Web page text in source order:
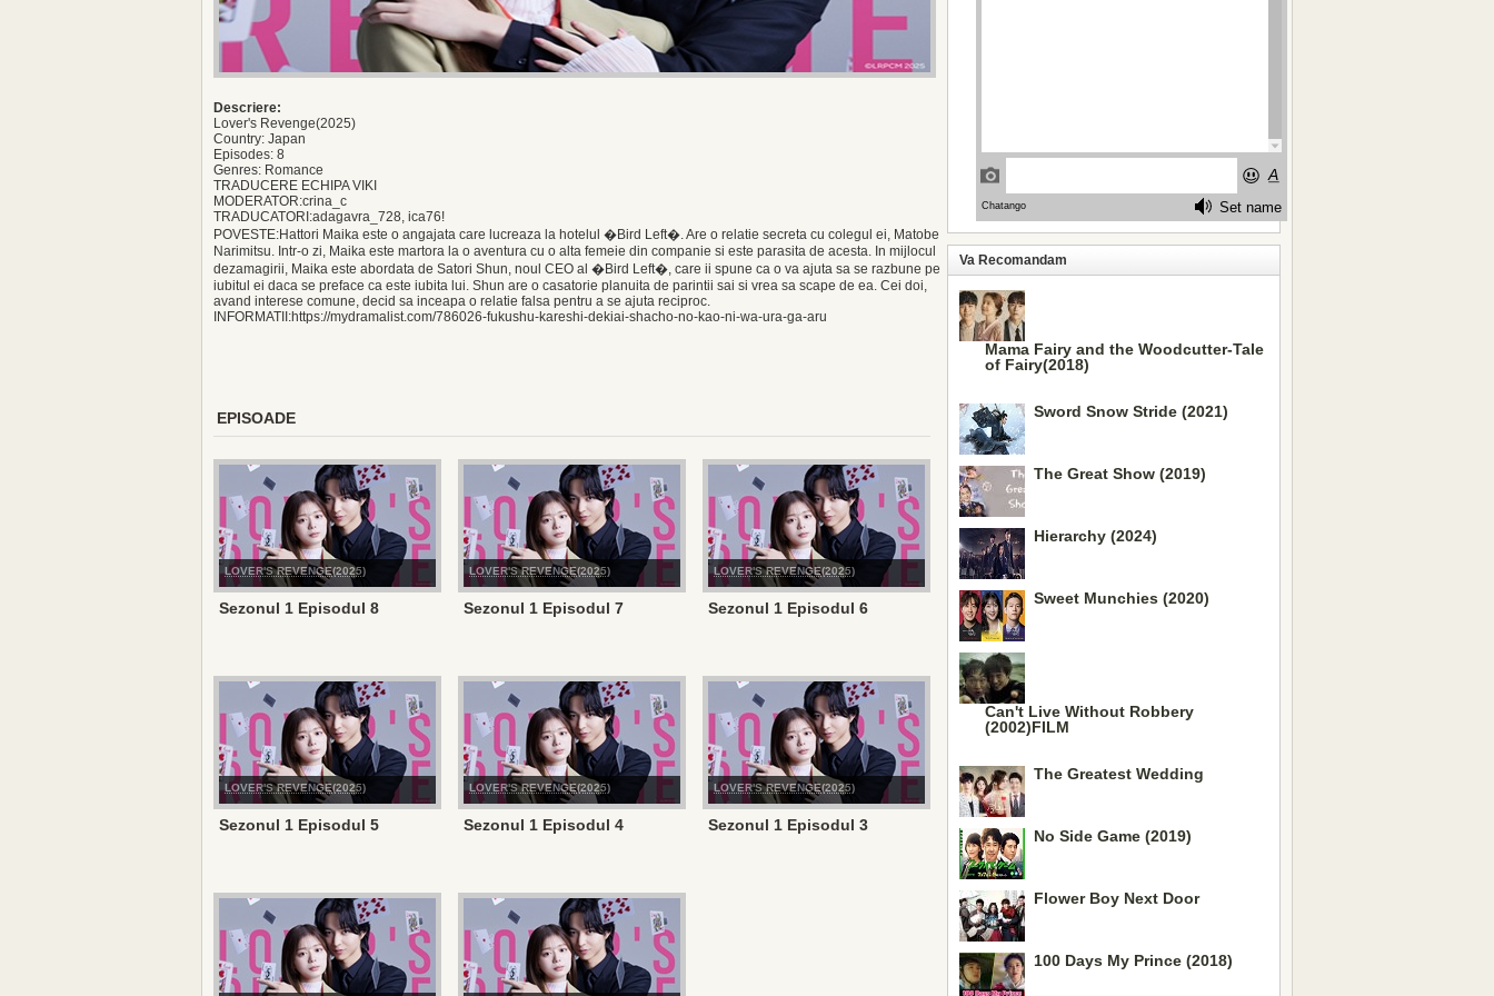
Descriere:
Lover's Revenge(2025)
Country: Japan
Episodes: 8
Genres: Romance
TRADUCERE ECHIPA VIKI
MODERATOR:crina_c
TRADUCATORI:adagavra_728, ica76!
POVESTE:Hattori Maika este o angajata care lucreaza la hotelul �Bird Left�. Are o relatie secreta cu colegul ei, Matobe
Narimitsu. Intr-o zi, Maika este martora la o aventura cu o alta femeie din companie si este parasita de acesta. In mijlocul
dezamagirii, Maika este abordata de Satori Shun, noul CEO al �Bird Left�, care ii spune ca o va ajuta sa se razbune pe
iubitul ei daca se preface ca este iubita lui. Shun are o casatorie planuita de parintii sai si vrea sa scape de ea. Cei doi,
avand interese comune, decid sa inceapa o relatie falsa pentru a se ajuta reciproc.
INFORMATII:https://mydramalist.com/786026-fukushu-kareshi-dekiai-shacho-no-kao-ni-wa-ura-ga-aru
EPISOADE
LOVER'S REVENGE(2025)
Sezonul 1 Episodul 8
LOVER'S REVENGE(2025)
Sezonul 1 Episodul 7
LOVER'S REVENGE(2025)
Sezonul 1 Episodul 6
LOVER'S REVENGE(2025)
Sezonul 1 Episodul 5
LOVER'S REVENGE(2025)
Sezonul 1 Episodul 4
LOVER'S REVENGE(2025)
Sezonul 1 Episodul 3
Va Recomandam
Mama Fairy and the Woodcutter-Tale
of Fairy(2018)
Sword Snow Stride (2021)
The Great Show (2019)
Hierarchy (2024)
Sweet Munchies (2020)
Can't Live Without Robbery
(2002)FILM
The Greatest Wedding
No Side Game (2019)
Flower Boy Next Door
100 Days My Prince (2018)